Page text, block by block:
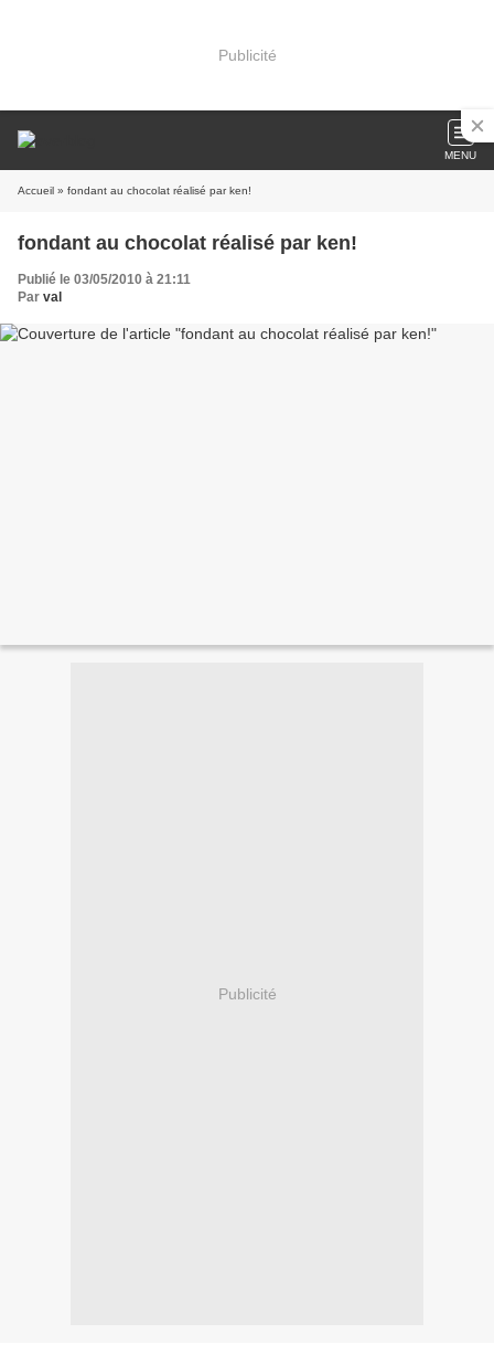
Publicité
MENU
Accueil » fondant au chocolat réalisé par ken!
fondant au chocolat réalisé par ken!
Publié le 03/05/2010 à 21:11
Par val
Publicité